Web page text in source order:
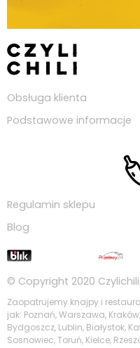
Obsługa klienta
Podstawowe informacje
Regulamin sklepu
Blog
© Copyright 2020
Zaopatrujemy knajpy i
jak: Poznań, Warszawa,
Bydgoszcz, Lublin, Białystok,
Sosnowiec, Toruń, Kielce,